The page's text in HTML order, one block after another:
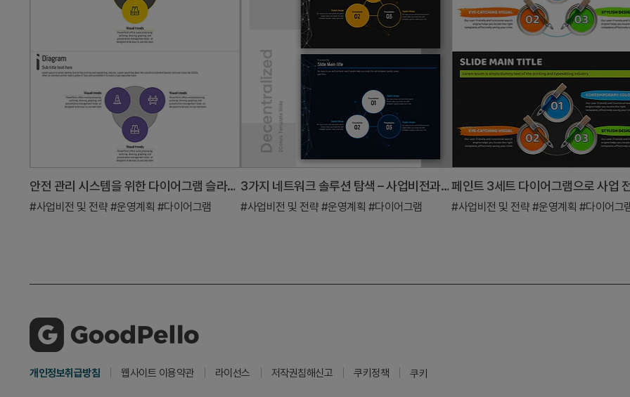
안전 관리 시스템을 위한 다이어그램 슬라이드
#사업비전 및 전략 #운영계획 #다이어그램
3가지 네트워크 솔루션 탐색 – 사업비전과 클러스터 협업
#사업비전 및 전략 #운영계획 #다이어그램 #사업비전 및 전략 #운영계획 #다이어그
개인정보취급방침 웹사이트 이용약관 라이선스 저작권침해신고 쿠키정책 쿠키